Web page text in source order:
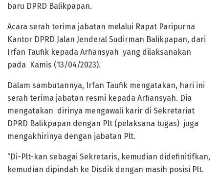
baru DPRD Balikpapan.
Acara serah terima jabatan melalui Rapat Paripurna
Kantor DPRD Jalan Jenderal Sudirman Balikpapan, dari
Irfan Taufik kepada Arfiansyah yang dilaksanakan
pada Kamis (13/04/2023).
Dalam sambutannya, Irfan Taufik mengatakan, hari ini
serah terima jabatan resmi kepada Arfiansyah. Dia
mengatakan dirinya mengawali karir di Sekretariat
DPRD Balikpapan dengan Plt (pelaksana tugas) juga
mengakhirinya dengan jabatan Plt.
“Di-Plt-kan sebagai Sekretaris, kemudian didefinitifkan,
kemudian dipindah ke Disdik dengan masih posisi Plt.